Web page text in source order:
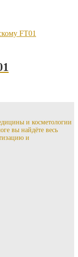
и косметологии
вы найдёте весь
и